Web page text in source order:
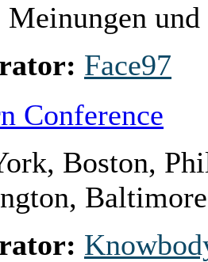
Meinungen und
Face97
Conference
Boston,